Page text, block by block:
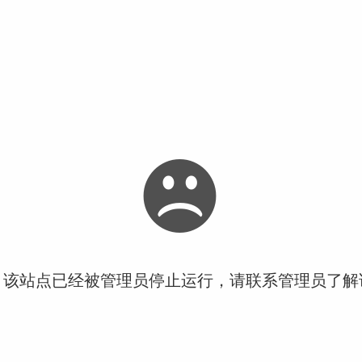
站点已经被管理员停止运行，请联系管理员了